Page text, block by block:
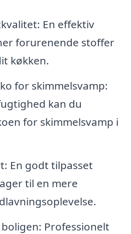
En effektiv
forurenende stoffer
køkken.
for skimmelsvamp:
kan du
for skimmelsvamp i
En godt tilpasset
til en mere
Professionelt